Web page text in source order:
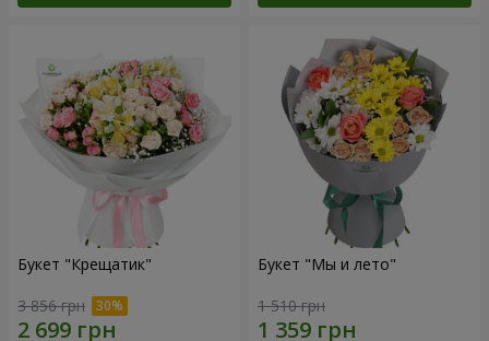
Букет "Крещатик"
3 856 грн
Букет "Мы и лето"
1 510 грн